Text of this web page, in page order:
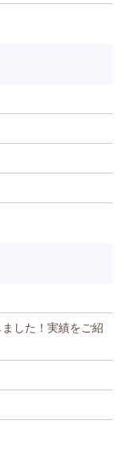
した！実績をご紹